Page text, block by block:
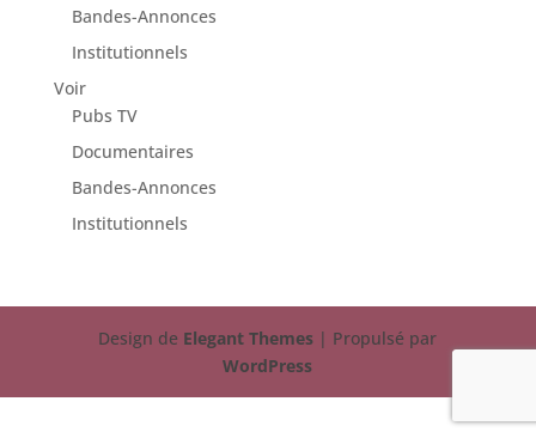
Bandes-Annonces
Institutionnels
Voir
Pubs TV
Documentaires
Bandes-Annonces
Institutionnels
Design de Elegant Themes | Propulsé par
WordPress